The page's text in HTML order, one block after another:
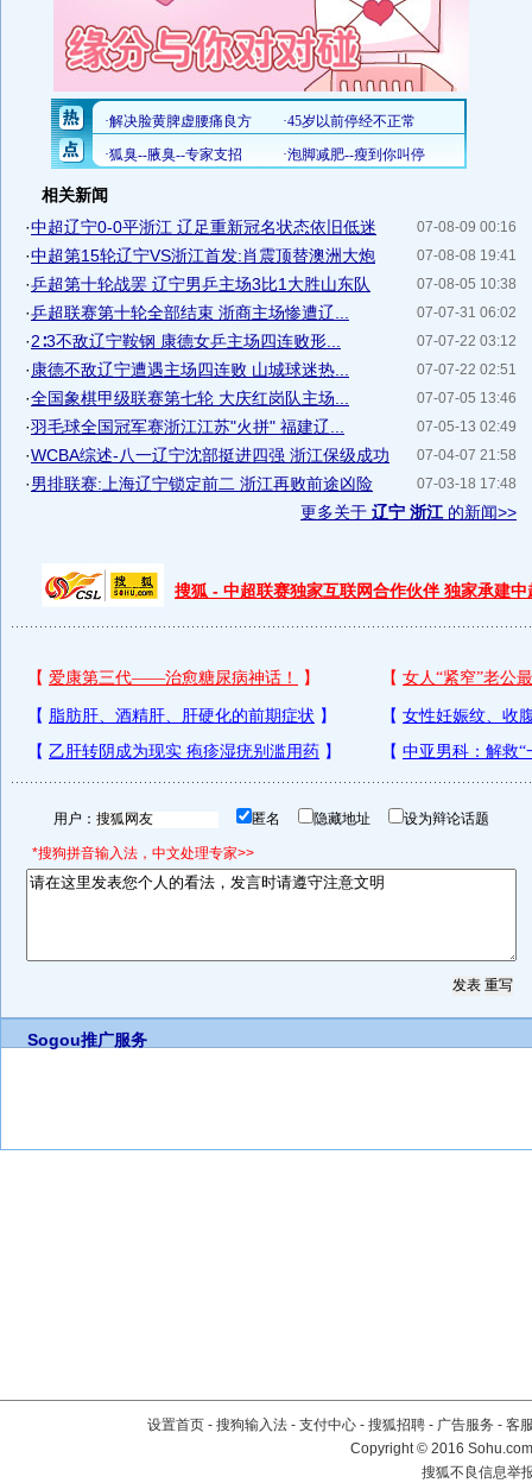
相关新闻
07-08-09 00:16
·中超辽宁0-0平浙江 辽足重新冠名状态依旧低迷
07-08-08 19:41
·中超第15轮辽宁VS浙江首发:肖震顶替澳洲大炮
07-08-05 10:38
·乒超第十轮战罢 辽宁男乒主场3比1大胜山东队
07-07-31 06:02
·乒超联赛第十轮全部结束 浙商主场惨遭辽...
07-07-22 03:12
·2∶3不敌辽宁鞍钢 康德女乒主场四连败形...
07-07-22 02:51
· 康德不敌辽宁遭遇主场四连败 山城球迷热...
07-07-05 13:46
·全国象棋甲级联赛第七轮 大庆红岗队主场...
07-05-13 02:49
·羽毛球全国冠军赛浙江江苏"火拼" 福建辽...
07-04-07 21:58
·WCBA综述-八一辽宁沈部挺进四强 浙江保级成功
07-03-18 17:48
·男排联赛:上海辽宁锁定前二 浙江再败前途凶险
更多关于 辽宁 浙江 的新闻>>
搜狐 - 中超联赛独家互联网合作伙伴 独家承建中
用户： 匿名 隐藏地址 设为辩论话题
*搜狗拼音输入法，中文处理专家>>
Sogou推广服务
设置首页 - 搜狗输入法 - 支付中心 - 搜狐招聘 - 广告服务 - 客
Copyright©2016
搜狐不良信息举